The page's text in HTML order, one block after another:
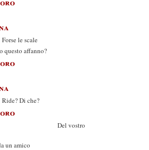
le scale
questo affanno?
Di che?
vostro
un amico